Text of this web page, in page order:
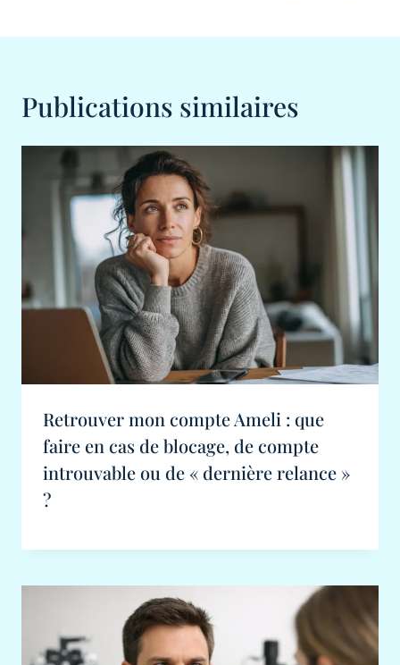
Publications similaires
Retrouver mon compte Ameli : que
faire en cas de blocage, de compte
introuvable ou de « dernière relance »
?